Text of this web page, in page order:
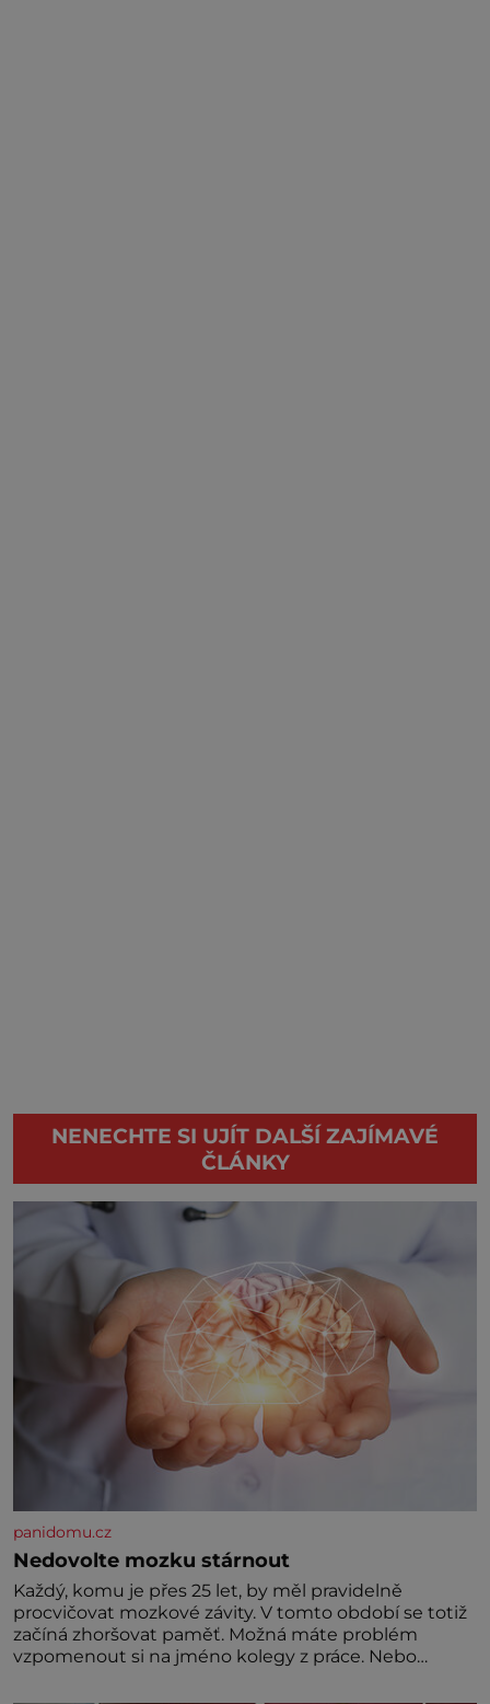
NENECHTE SI UJÍT DALŠÍ ZAJÍMAVÉ
ČLÁNKY
panidomu.cz
Nedovolte mozku stárnout
Každý, komu je přes 25 let, by měl pravidelně
procvičovat mozkové závity. V tomto období se totiž
začíná zhoršovat paměť. Možná máte problém
vzpomenout si na jméno kolegy z práce. Nebo
nedávno přečetli. Je to opravdu tak, s věkem jako